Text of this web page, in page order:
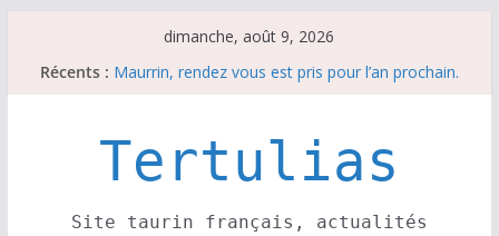
dimanche, août 9, 2026
Récents : Maurrin, rendez vous est pris pour l’an prochain.
Parentis, La Golosina: une première étape
Les brèves du samedi 8 août
Tertulias
Site taurin français, actualités